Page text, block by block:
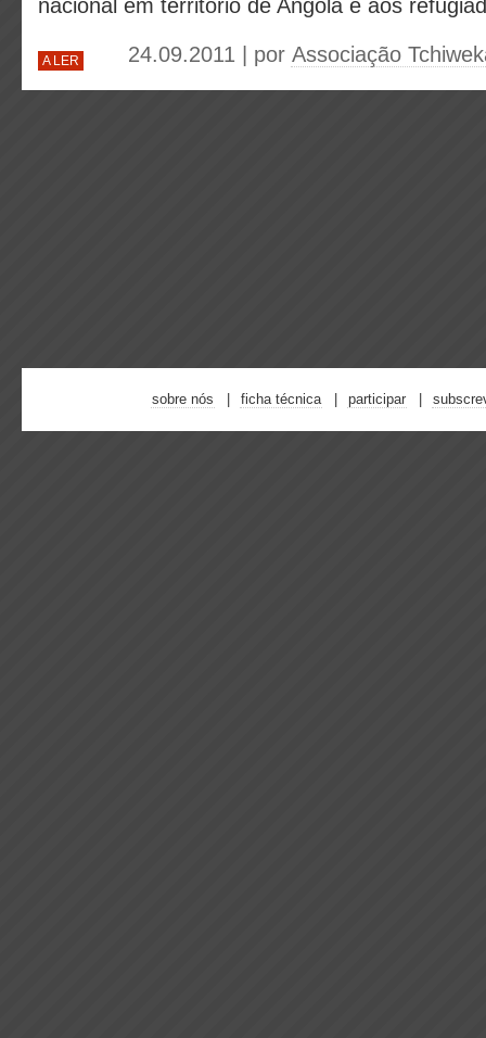
nacional em território de Angola e aos
A LER 24.09.2011 | por Associação
sobre nós ficha técnica participar